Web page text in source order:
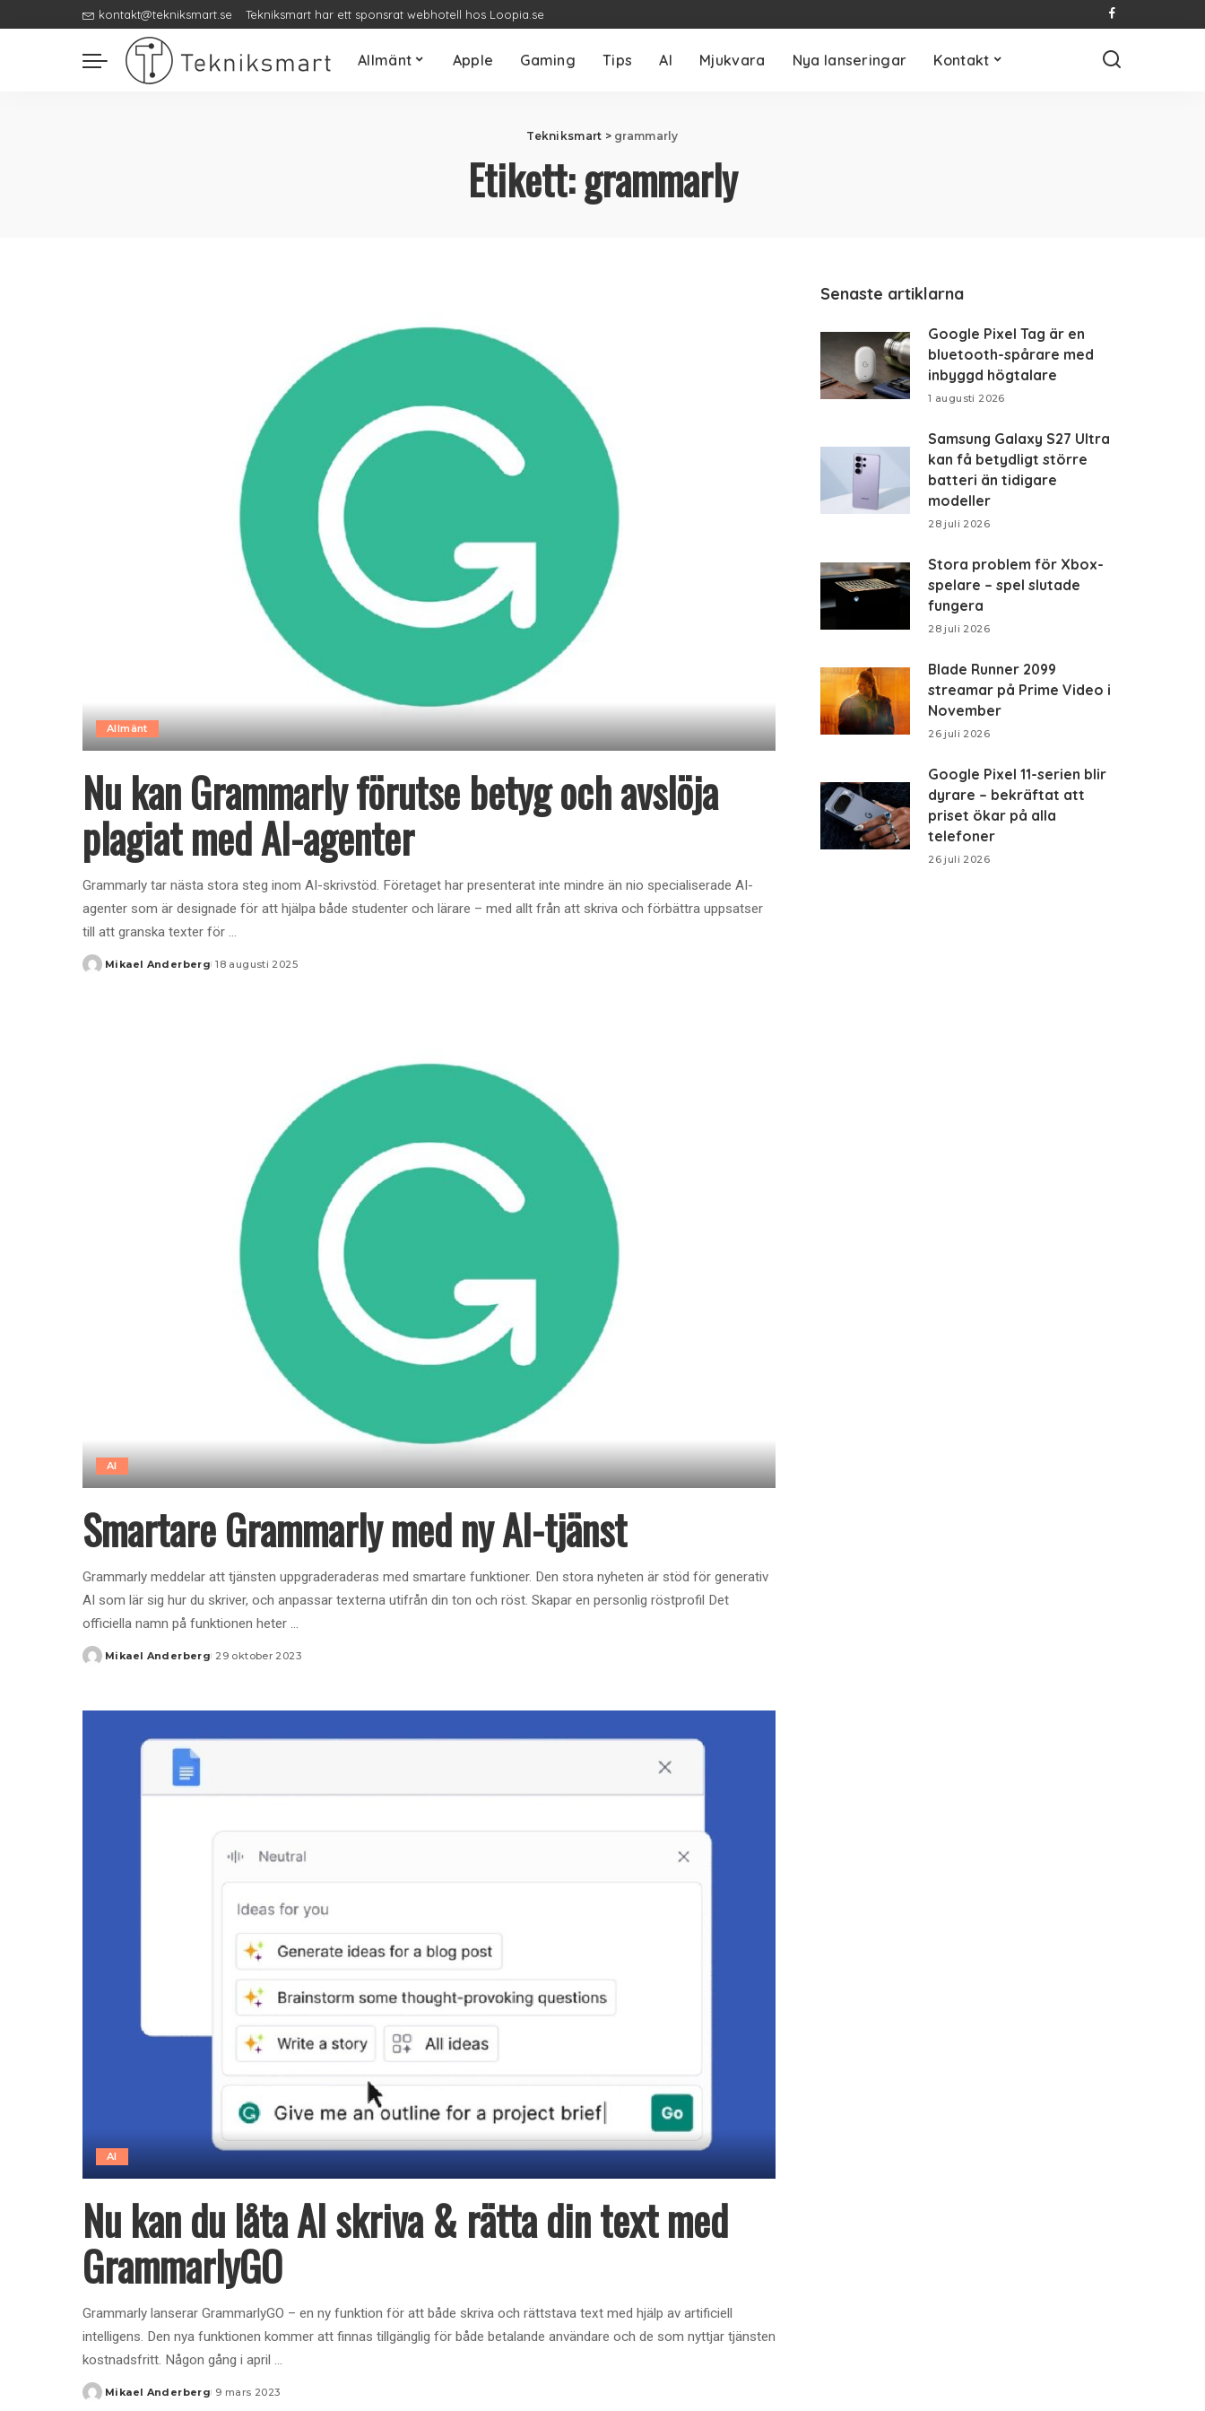
kontakt@tekniksmart.se Tekniksmart har ett sponsrat webhotell hos Loopia.se
Allmänt Apple Gaming Tips AI Mjukvara Nya lanseringar Kontakt
Tekniksmart > grammarly
Etikett:grammarly
Allmänt
Nu kan Grammarly förutse betyg och avslöja
plagiat med AI-agenter
Grammarly tar nästa stora steg inom AI-skrivstöd. Företaget har presenterat inte mindre än nio specialiserade AI-
agenter som är designade för att hjälpa både studenter och lärare – med allt från att skriva och förbättra uppsatser
till att granska texter för ...
Posted
Mikael Anderberg 18 augusti 2025
AI
Smartare Grammarly med ny AI-tjänst
Grammarly meddelar att tjänsten uppgraderaderas med smartare funktioner. Den stora nyheten är stöd för generativ
AI som lär sig hur du skriver, och anpassar texterna utifrån din ton och röst. Skapar en personlig röstprofil Det
officiella namn på funktionen heter ...
Posted
Mikael Anderberg 29 oktober 2023
AI
Nu kan du låta AI skriva & rätta din text med
GrammarlyGO
Grammarly lanserar GrammarlyGO – en ny funktion för att både skriva och rättstava text med hjälp av artificiell
intelligens. Den nya funktionen kommer att finnas tillgänglig för både betalande användare och de som nyttjar tjänsten
kostnadsfritt. Någon gång i april ...
Posted
Mikael Anderberg 9 mars 2023
Senaste artiklarna
Google Pixel Tag är en
bluetooth-spårare med
inbyggd högtalare
1 augusti 2026
Samsung Galaxy S27 Ultra
kan få betydligt större
batteri än tidigare
modeller
28 juli 2026
Stora problem för Xbox-
spelare – spel slutade
fungera
28 juli 2026
Blade Runner 2099
streamar på Prime Video i
November
26 juli 2026
Google Pixel 11-serien blir
dyrare – bekräftat att
priset ökar på alla
telefoner
26 juli 2026